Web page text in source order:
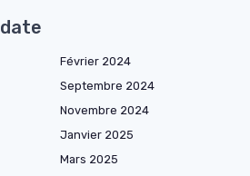
Février 2024
Septembre 2024
Novembre 2024
Janvier 2025
Mars 2025